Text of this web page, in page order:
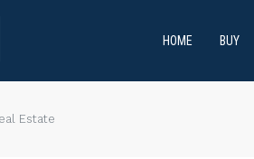
HOME BUY
Estate